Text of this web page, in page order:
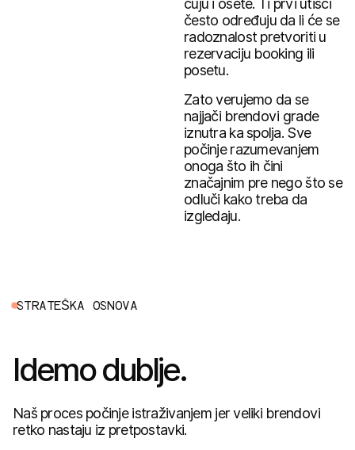
čuju i osete. Ti prvi utisci
često određuju da li će se
radoznalost pretvoriti u
rezervaciju booking ili
posetu.
Zato verujemo da se
najjači brendovi grade
iznutra ka spolja. Sve
počinje razumevanjem
onoga što ih čini
značajnim pre nego što se
odluči kako treba da
izgledaju.
ST RATEŠ KA OS NOVA
Idemo dublje.
Naš proces počinje istraživanjem jer veliki brendovi
retko nastaju iz pretpostavki.